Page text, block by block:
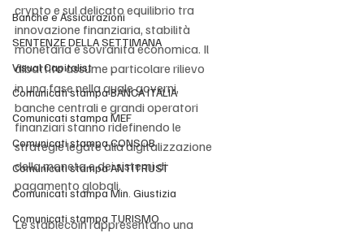
Banche e Assicurazioni
SENTENZE DELLA SETTIMANA
Visual Capitalist
Comunicati stampa BANCA ITALIA
Comunicati stampa MEF
Comunicati stampa CONSOB
Comunicati stampa ANTITRUST
Comunicati stampa Min. Giustizia
Comunicati stampa TURISMO
crypto e sul delicato equilibrio tra
innovazione finanziaria, stabilità
monetaria e sovranità economica. Il
dibattito assume particolare rilievo
in una fase nella quale governi,
banche centrali e grandi operatori
finanziari stanno ridefinendo le
strategie legate alla digitalizzazione
della moneta e dei sistemi di
pagamento globali.
Le stablecoin rappresentano una